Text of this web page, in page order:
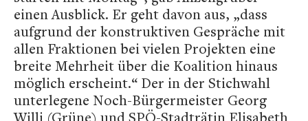
einen Ausblick. Er geht davon aus, „dass
aufgrund der konstruktiven Gespräche mit
allen Fraktionen bei vielen Projekten eine
breite Mehrheit über die Koalition hinaus
möglich erscheint.“ Der in der Stichwahl
unterlegene Noch-Bürgermeister Georg
Willi (Grüne) und SPÖ-Stadträtin Elisabeth